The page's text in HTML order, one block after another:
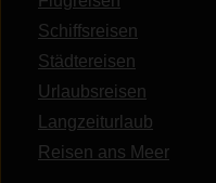
Schiffsreisen
Städtereisen
Urlaubsreisen
Langzeiturlaub
Reisen ans Meer